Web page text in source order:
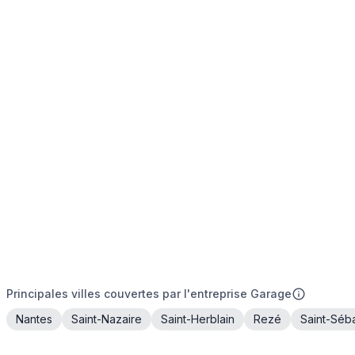
Principales villes couvertes par l'entreprise Garage
Nantes
Saint-Nazaire Saint-Herblain Rezé Saint-